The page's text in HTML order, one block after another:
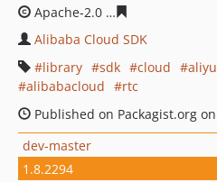
Apache-2.0
Alibaba Cloud SDK
library
sdk cloud
alibabacloud
rtc
Published on Packagist.org
dev-master
1.8.2294